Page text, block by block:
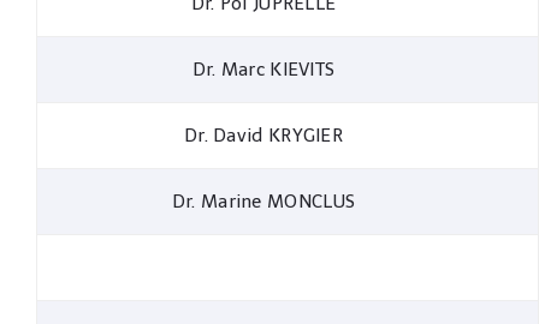
Dr. Marc KIEVITS
Dr. David KRYGIER
Dr. Marine MONCLUS